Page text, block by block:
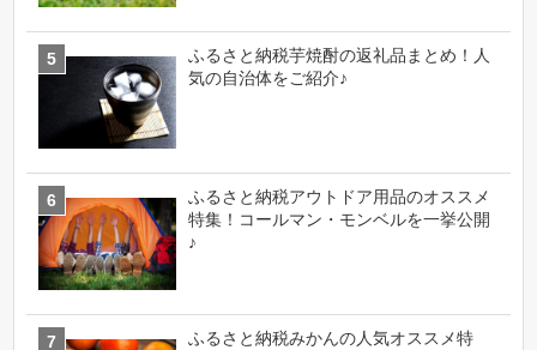
ふるさと納税芋焼酎の返礼品まとめ！人
気の自治体をご紹介♪
ふるさと納税アウトドア用品のオススメ
特集！コールマン・モンベルを一挙公開
♪
ふるさと納税みかんの人気オススメ特